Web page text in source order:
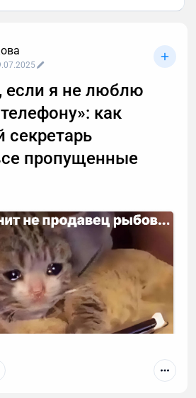
если я не люблю
как
секретарь
пропущенные